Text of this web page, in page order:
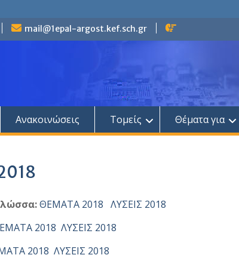
mail@1epal-argost.kef.sch.gr
Ανακοινώσεις Τομείς Θέματα για
ΘΕΜΑΤΑ 2018 ΛΥΣΕΙΣ 2018
2018 ΛΥΣΕΙΣ 2018
2018 ΛΥΣΕΙΣ 2018